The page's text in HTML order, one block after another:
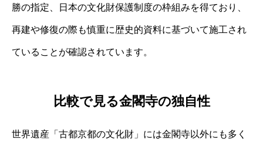
勝の指定、日本の文化財保護制度の枠組みを得ており、
再建や修復の際も慎重に歴史的資料に基づいて施工され
ていることが確認されています。
比較で見る金閣寺の独自性
世界遺産「古都京都の文化財」には金閣寺以外にも多く